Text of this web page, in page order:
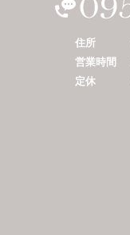
住所
営業時間
定休